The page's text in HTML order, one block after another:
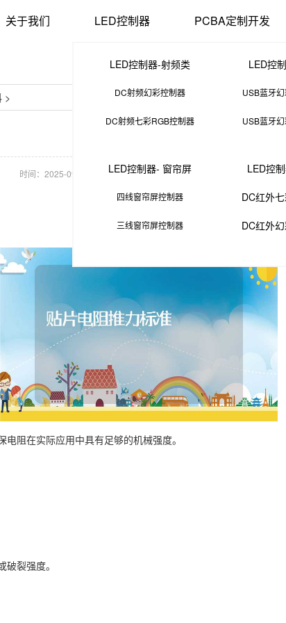
关于我们 LED控制器
LED控制器-射频类
DC射频幻彩控制器
DC射频七彩RGB控制器
LED控
USB蓝牙
USB蓝牙
LED控制器- 窗帘屏
四线窗帘屏控制器
三线窗帘屏控制器
LED控
PCBA定制开发
>
时间：2025-09-15 11:38:02 来源：PCBA 次
阻在实际应用中具有足够的机械强度。
裂强度。